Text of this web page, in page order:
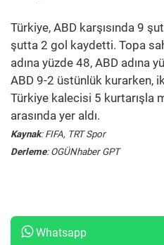
Türkiye, ABD karşısında 9
şutta 2 gol kaydetti. Topa
adına yüzde 48, ABD adına
ABD 9-2 üstünlük kurarken,
Türkiye kalecisi 5 kurtarışla
arasında yer aldı.
Kaynak: FIFA, TRT Spor
Derleme: OGÜNhaber GPT
Whatsapp